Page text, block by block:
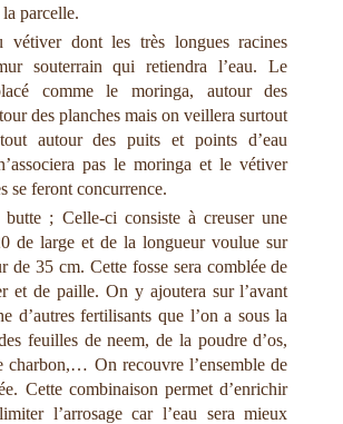
parcelle.
vétiver dont les très longues racines
souterrain qui retiendra l’eau. Le
comme le moringa, autour des
des planches mais on veillera surtout
autour des puits et points d’eau
pas le moringa et le vétiver
se feront concurrence.
; Celle-ci consiste à creuser une
de large et de la longueur voulue sur
de 35 cm. Cette fosse sera comblée de
et de paille. On y ajoutera sur l’avant
d’autres fertilisants que l’on a sous la
feuilles de neem, de la poudre d’os,
charbon,… On recouvre l’ensemble de
Cette combinaison permet d’enrichir
l’arrosage car l’eau sera mieux